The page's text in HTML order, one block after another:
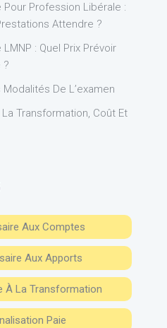
Profession Libérale :
Attendre ?
: Quel Prix Prévoir
?
De L’examen
La Transformation, Coût Et
Aux Comptes
Aux Apports
À La Transformation
Paie